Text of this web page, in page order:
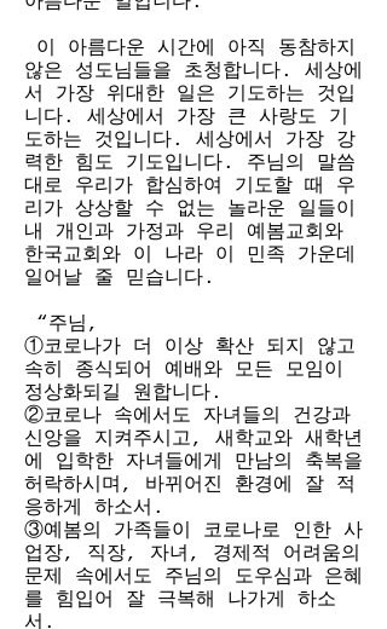
않은 성도님들을 초청합니다. 세상에
서 가장 위대한 일은 기도하는 것입
니다. 세상에서 가장 큰 사랑도 기
도하는 것입니다. 세상에서 가장 강
력한 힘도 기도입니다. 주님의 말씀
대로 우리가 합심하여 기도할 때 우
리가 상상할 수 없는 놀라운 일들이
내 개인과 가정과 우리 예봄교회와
한국교회와 이 나라 이 민족 가운데
일어날 줄 믿습니다.
“주님,
①코로나가 더 이상 확산 되지 않고
속히 종식되어 예배와 모든 모임이
정상화되길 원합니다.
②코로나 속에서도 자녀들의 건강과
신앙을 지켜주시고, 새학교와 새학년
에 입학한 자녀들에게 만남의 축복을
허락하시며, 바뀌어진 환경에 잘 적
응하게 하소서.
③예봄의 가족들이 코로나로 인한 사
업장, 직장, 자녀, 경제적 어려움의
문제 속에서도 주님의 도우심과 은혜
를 힘입어 잘 극복해 나가게 하소
서.